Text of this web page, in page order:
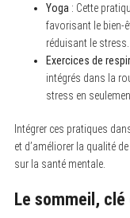
Yoga : Cette
favorisant le bien-
réduisant le stress.
Exercices de
intégrés dans la
stress en
Intégrer ces pratiques
et d’améliorer la qualité
sur la santé mentale.
Le sommeil, clé